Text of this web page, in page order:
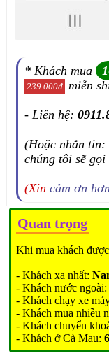
* Khách mua
239.000đ miễn
- Liên hệ:
(Hoặc nhắn tin:
chúng tôi sẽ
(Xincảm ơn
Quan trọng
Khi mua khách
- Khách xa nhất:
- Khách nước
- Khách chạy xe
- Khách mua nhiều
- Khách chuyển
- Khách ở Cà Mau:6